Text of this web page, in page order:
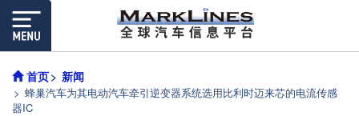
首页 新闻
蜂巢汽车为其电动汽车牵引逆变器系统选用比利时迈来芯的电流传感
器IC